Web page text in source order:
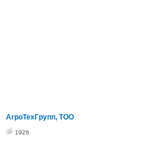
АгроТехГрупп, ТОО
1926